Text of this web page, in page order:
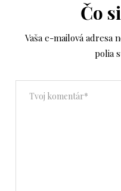
Čo
Vaša e-mailová adresa
polia